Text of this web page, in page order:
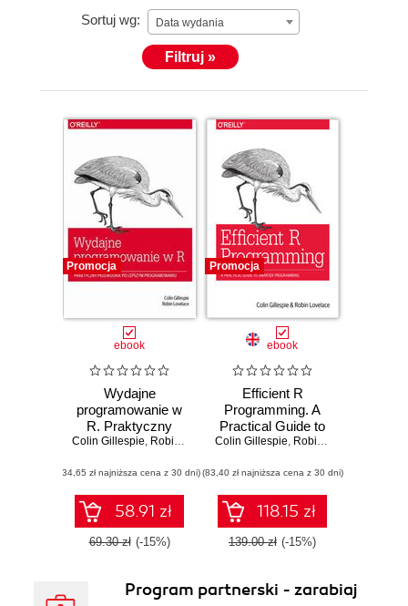
Sortuj wg: Data wydania
Filtruj »
Promocja
ebook
Wydajne
programowanie w
R. Praktyczny
przewodnik po
programowaniu
Colin Gillespie, Robin Lovelace
(34,65 zł najniższa cena z 30 dni)
58.91 zł
69.30 zł (-15%)
Promocja
ebook
Efficient R
Programming. A
Practical Guide to
Smarter
Colin Gillespie, Robin Lovelace
(83,40 zł najniższa cena z 30 dni)
118.15 zł
139.00 zł (-15%)
Program partnerski - zarabiaj